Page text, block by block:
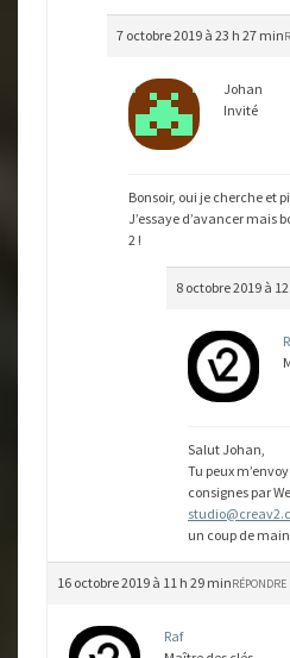
7 octobre 2019 à 23 h 27 min
Johan
Invité
Bonsoir, oui je cherche et
J’essaye d’avancer mais
2 !
8 octobre 2019 à
Salut Johan,
Tu peux
consignes par
un coup de
16 octobre 2019 à 11 h 29 minRÉPONDRE
Raf